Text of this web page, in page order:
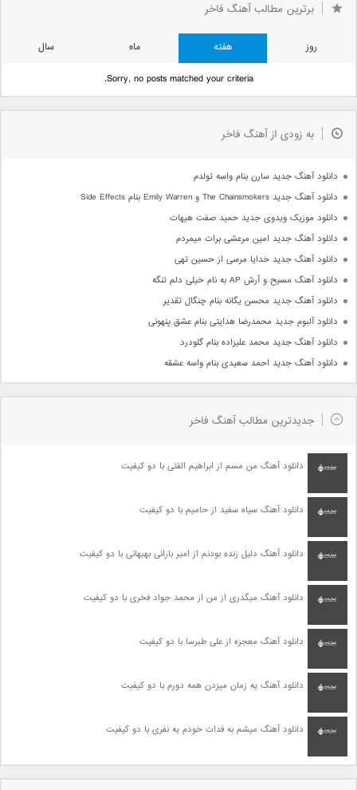
برترین مطالب آهنگ فاخر
روز هفته ماه
سال
Sorry, no posts matched your criteria.
به زودی از آهنگ فاخر
دانلود آهنگ جدید سارن بنام واسه تولدم
دانلود آهنگ جدید The Chainsmokers و Emily Warren بنام Side Effects
دانلود موزیک ویدوی جدید حمید صفت هیهات
دانلود آهنگ جدید امین مرعشی برات میمردم
دانلود آهنگ جدید خدایا مرسی از حسین تهی
دانلود آهنگ مسیح و آرش AP به نام خیلی دلم تنگه
دانلود آهنگ جدید محسن یگانه بنام چنگال تقدیر
دانلود آلبوم جدید محمدرضا هدایتی بنام عشق پنهونی
دانلود آهنگ جدید محمد علیزاده بنام گلودرد
دانلود آهنگ جدید احمد سعیدی بنام واسه عشقه
جدیدترین مطالب آهنگ فاخر
دانلود آهنگ من مسم از ابراهیم الفتی با دو کیفیت
دانلود آهنگ سیاه سفید از حامیم با دو کیفیت
دانلود آهنگ دلیل زنده بودنم از امیر بارانی بهبهانی با دو کیفیت
دانلود آهنگ میگذری از من از محمد جواد فخری با دو کیفیت
دانلود آهنگ معجزه از علی طبرسا با دو کیفیت
دانلود آهنگ یه زمان میزدن همه دورم با دو کیفیت
دانلود آهنگ میشم به فدات خودم یه نفری با دو کیفیت